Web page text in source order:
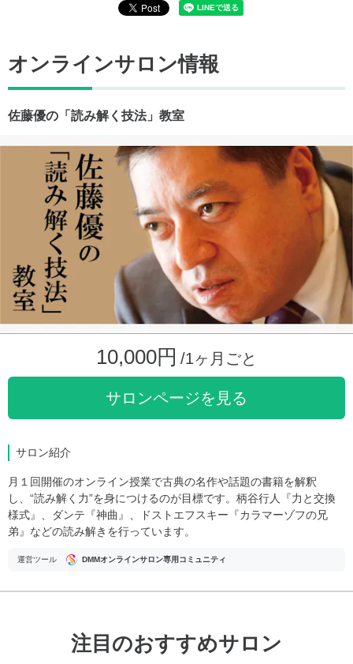
オンラインサロン情報
佐藤優の「読み解く技法」教室
10,000円 /1ヶ月ごと
サロンページを見る
サロン紹介
月１回開催のオンライン授業で古典の名作や話題の書籍を解釈
し、“読み解く力”を身につけるのが目標です。柄谷行人『力と交換
様式』、ダンテ『神曲』、ドストエフスキー『カラマーゾフの兄
弟』などの読み解きを行っています。
運営ツール DMMオンラインサロン専用コミュニティ
注目のおすすめサロン